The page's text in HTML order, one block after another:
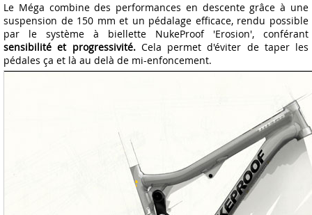
Le Méga combine des performances en descente grâce à une
suspension de 150 mm et un pédalage efficace, rendu possible
par le système à biellette NukeProof 'Erosion', conférant
sensibilité et progressivité.Cela permet d'éviter de taper les
pédales ça et là au delà de mi-enfoncement.